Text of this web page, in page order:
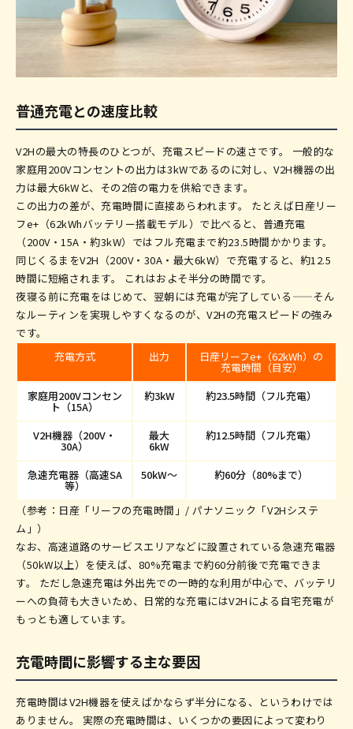
普通充電との速度比較
V2Hの最大の特長のひとつが、充電スピードの速さです。 一般的な
家庭用200Vコンセントの出力は3kWであるのに対し、V2H機器の出
力は最大6kWと、その2倍の電力を供給できます。
この出力の差が、充電時間に直接あらわれます。 たとえば日産リー
フe+（62kWhバッテリー搭載モデル）で比べると、普通充電
（200V・15A・約3kW）ではフル充電まで約23.5時間かかります。
同じくるまをV2H（200V・30A・最大6kW）で充電すると、約12.5
時間に短縮されます。 これはおよそ半分の時間です。
夜寝る前に充電をはじめて、翌朝には充電が完了している——そん
なルーティンを実現しやすくなるのが、V2Hの充電スピードの強み
です。
充電方式
出力 日産リーフe+（62kWh）の
充電時間（目安）
家庭用200Vコンセン
ト（15A）
約3kW 約23.5時間（フル充電）
V2H機器（200V・
30A）
最大
6kW
約12.5時間（フル充電）
急速充電器（高速SA
等）
50kW〜 約60分（80%まで）
（参考：日産「リーフの充電時間」/ パナソニック「V2Hシステ
ム」）
なお、高速道路のサービスエリアなどに設置されている急速充電器
（50kW以上）を使えば、80%充電まで約60分前後で充電できま
す。 ただし急速充電は外出先での一時的な利用が中心で、バッテリ
ーへの負荷も大きいため、日常的な充電にはV2Hによる自宅充電が
もっとも適しています。
充電時間に影響する主な要因
充電時間はV2H機器を使えばかならず半分になる、というわけでは
ありません。 実際の充電時間は、いくつかの要因によって変わり